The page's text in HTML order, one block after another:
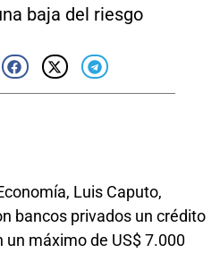
baja del riesgo
Luis Caputo,
bancos privados un crédito
máximo de US$ 7.000